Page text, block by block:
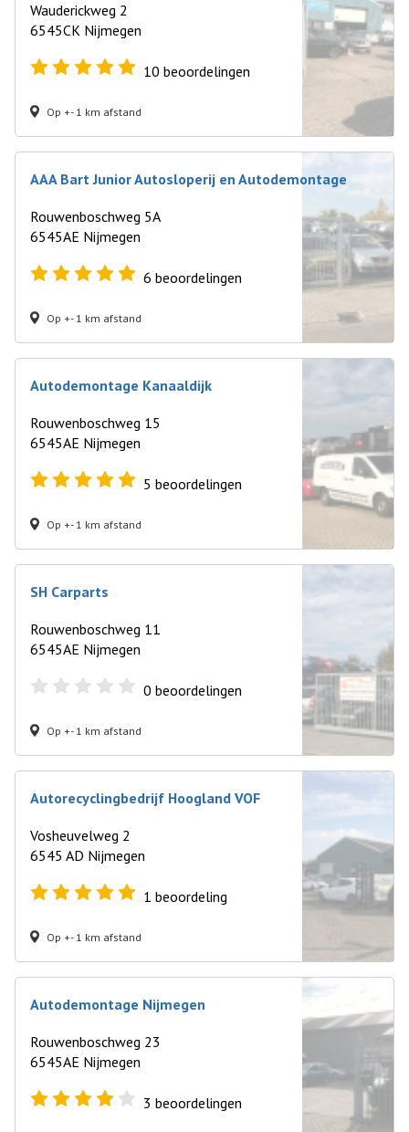
Wauderickweg 2
6545CK Nijmegen
10 beoordelingen
Op +- 1 km afstand
AAA Bart Junior Autosloperij en Autodemontage
Rouwenboschweg 5A
6545AE Nijmegen
6 beoordelingen
Op +- 1 km afstand
Autodemontage Kanaaldijk
Rouwenboschweg 15
6545AE Nijmegen
5 beoordelingen
Op +- 1 km afstand
SH Carparts
Rouwenboschweg 11
6545AE Nijmegen
0 beoordelingen
Op +- 1 km afstand
Autorecyclingbedrijf Hoogland VOF
Vosheuvelweg 2
6545 AD Nijmegen
1 beoordeling
Op +- 1 km afstand
Autodemontage Nijmegen
Rouwenboschweg 23
6545AE Nijmegen
3 beoordelingen